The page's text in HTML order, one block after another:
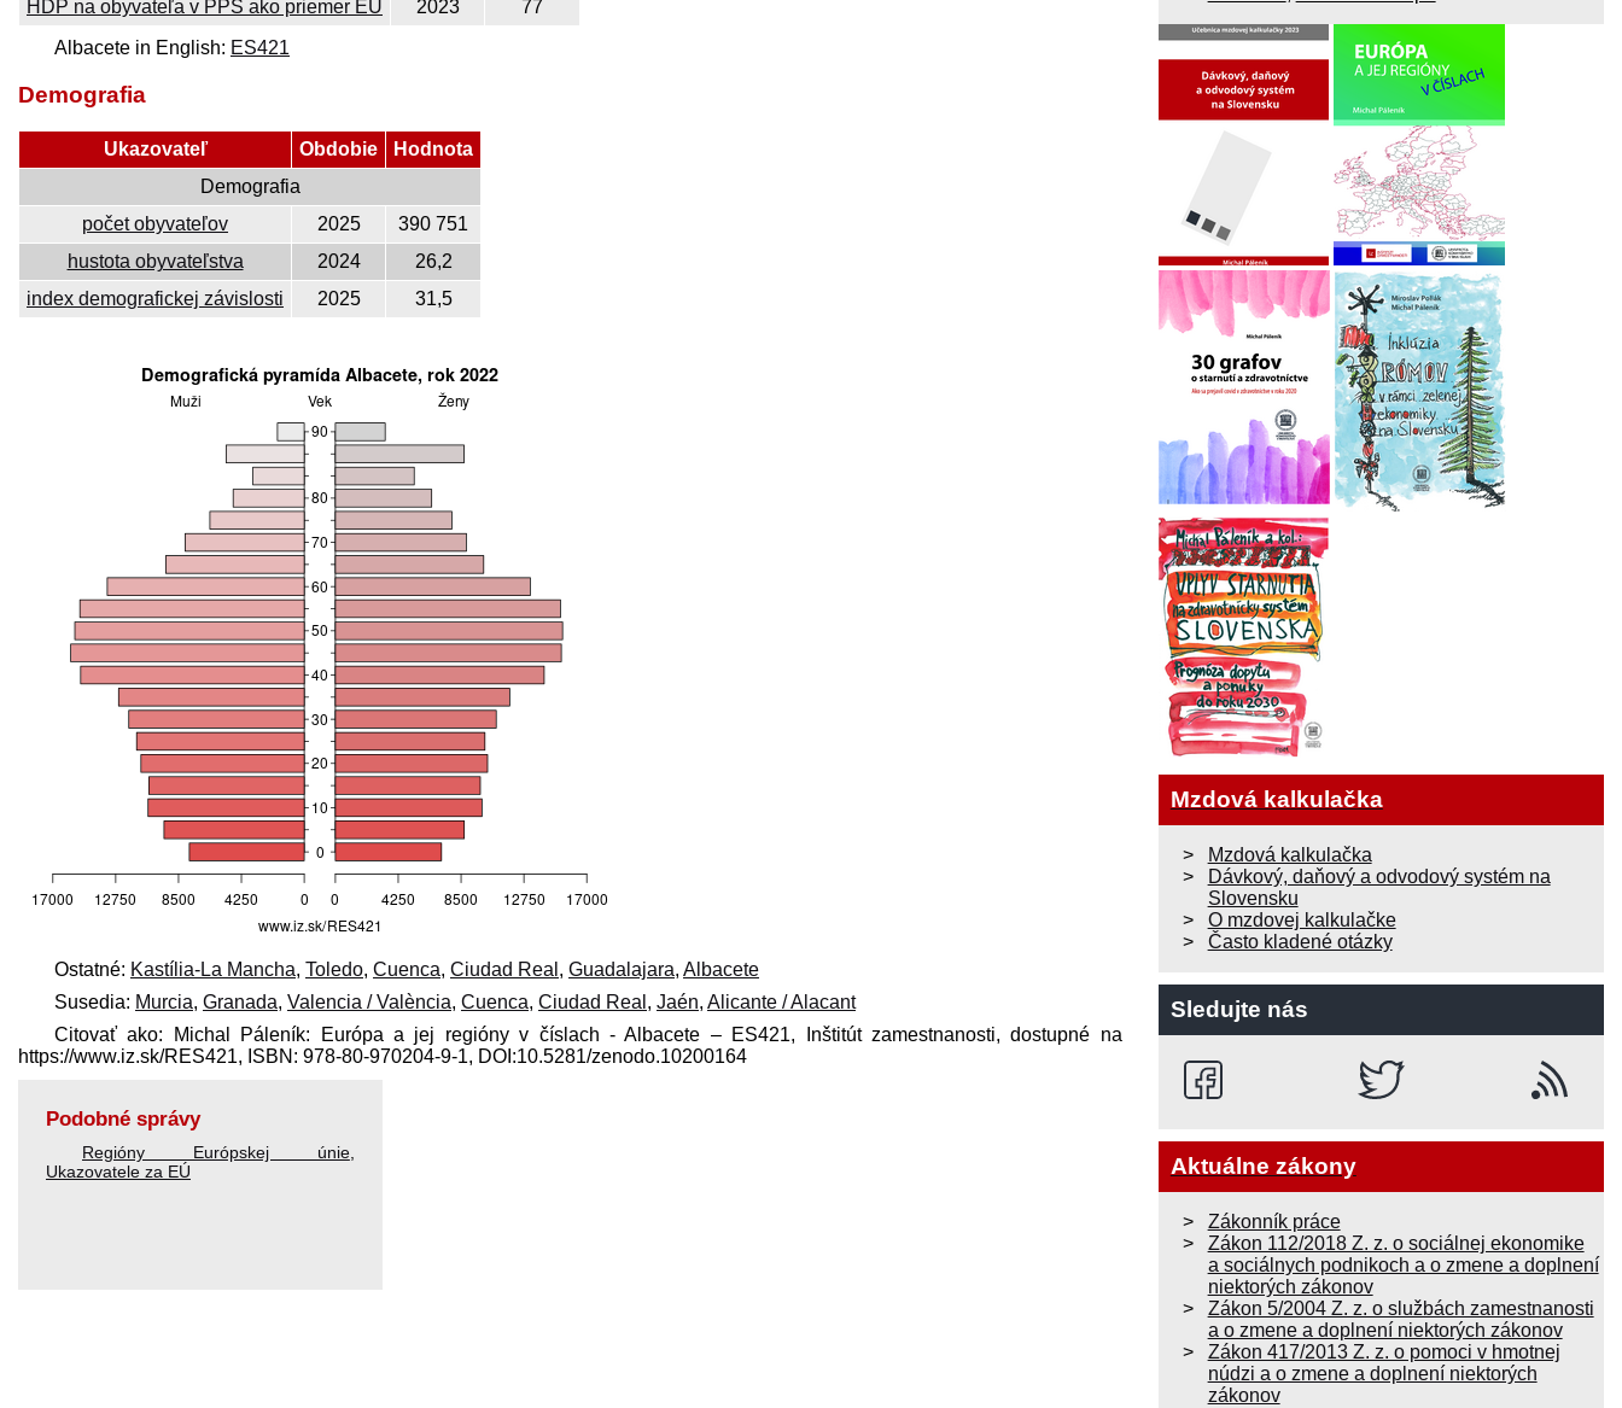
HDP na obyvateľa v PPS ako priemer EÚ 2023
77
Albacete in English: ES421
Demografia
Ukazovateľ Obdobie
Hodnota
Demografia
počet obyvateľov
2025
390 751
hustota obyvateľstva
2024
26,2
index demografickej závislosti
2025 31,5
Ostatné: Kastília-La Mancha, Toledo, Cuenca, Ciudad Real , Guadalajara, Albacete
Susedia: Murcia, Granada, Valencia / València, Cuenca, Ciudad Real , Jaén, Alicante / Alacant
Citovať ako: Michal Páleník: Európa a jej regióny v číslach - Albacete – ES421, Inštitút zamestnanosti, dostupné na
https://www.iz.sk/​RES421, ISBN: 978-80-970204-9-1, DOI:10.5281/zenodo.10200164
Podobné správy
Regióny Európskej únie,
Ukazovatele za EÚ
Mzdová kalkulačka
Mzdová kalkulačka
Dávkový, daňový a odvodový systém na
Slovensku
O mzdovej kalkulačke
Často kladené otázky
Sledujte nás
Aktuálne zákony
Zákonník práce
Zákon 112/2018 Z. z. o sociálnej ekonomike
a sociálnych podnikoch a o zmene a doplnení
niektorých zákonov
Zákon 5/2004 Z. z. o službách zamestnanosti
a o zmene a doplnení niektorých zákonov
Zákon 417/2013 Z. z. o pomoci v hmotnej
núdzi a o zmene a doplnení niektorých
zákonov